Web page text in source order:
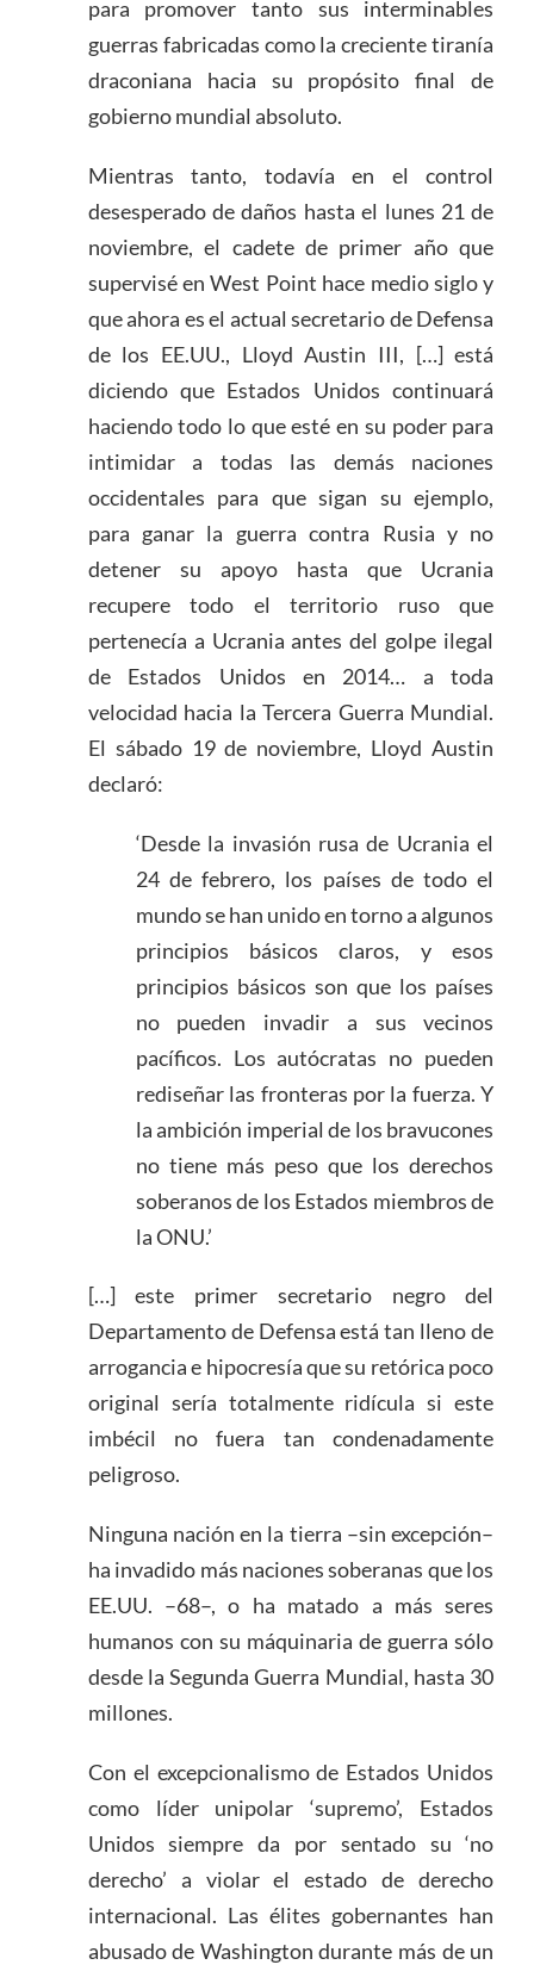
para promover tanto sus interminables
guerras fabricadas como la creciente tiranía
draconiana hacia su propósito final de
gobierno mundial absoluto.
Mientras tanto, todavía en el control
desesperado de daños hasta el lunes 21 de
noviembre, el cadete de primer año que
supervisé en West Point hace medio siglo y
que ahora es el actual secretario de Defensa
de los EE.UU., Lloyd Austin III, […] está
diciendo que Estados Unidos continuará
haciendo todo lo que esté en su poder para
intimidar a todas las demás naciones
occidentales para que sigan su ejemplo,
para ganar la guerra contra Rusia y no
detener su apoyo hasta que Ucrania
recupere todo el territorio ruso que
pertenecía a Ucrania antes del golpe ilegal
de Estados Unidos en 2014… a toda
velocidad hacia la Tercera Guerra Mundial.
El sábado 19 de noviembre, Lloyd Austin
declaró:
‘Desde la invasión rusa de Ucrania el
24 de febrero, los países de todo el
mundo se han unido en torno a algunos
principios básicos claros, y esos
principios básicos son que los países
no pueden invadir a sus vecinos
pacíficos. Los autócratas no pueden
rediseñar las fronteras por la fuerza. Y
la ambición imperial de los bravucones
no tiene más peso que los derechos
soberanos de los Estados miembros de
la ONU.’
[…] este primer secretario negro del
Departamento de Defensa está tan lleno de
arrogancia e hipocresía que su retórica poco
original sería totalmente ridícula si este
imbécil no fuera tan condenadamente
peligroso.
Ninguna nación en la tierra –sin excepción–
ha invadido más naciones soberanas que los
EE.UU. –68–, o ha matado a más seres
humanos con su máquinaria de guerra sólo
desde la Segunda Guerra Mundial, hasta 30
millones.
Con el excepcionalismo de Estados Unidos
como líder unipolar ‘supremo’, Estados
Unidos siempre da por sentado su ‘no
derecho’ a violar el estado de derecho
internacional. Las élites gobernantes han
abusado de Washington durante más de un